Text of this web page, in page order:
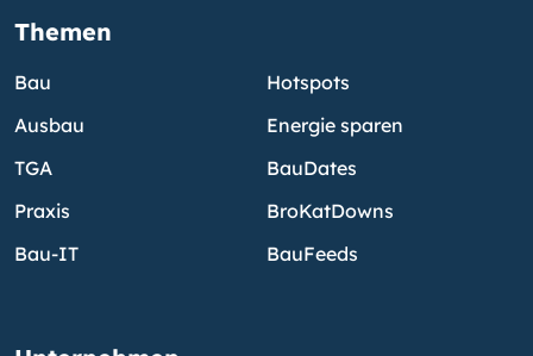
Themen
Bau
Ausbau
TGA
Praxis
Bau-IT
Hotspots
Energie sparen
BauDates
BroKatDowns
BauFeeds